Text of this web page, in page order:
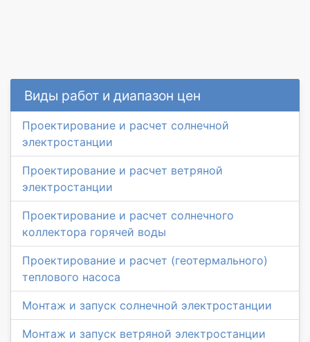
Виды работ и диапазон цен
Проектирование и расчет солнечной
электростанции
Проектирование и расчет ветряной
электростанции
Проектирование и расчет солнечного
коллектора горячей воды
Проектирование и расчет (геотермального)
теплового насоса
Монтаж и запуск солнечной электростанции
Монтаж и запуск ветряной электростанции